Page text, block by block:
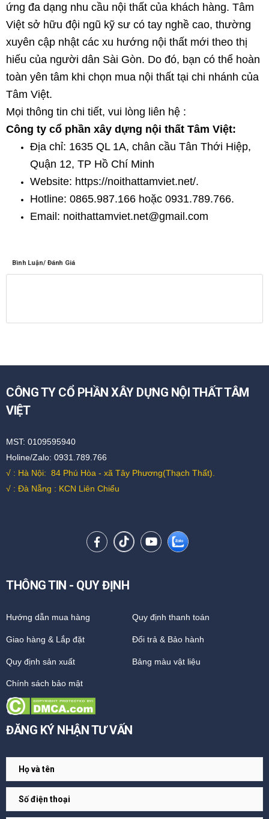
ứng đa dạng nhu cầu nội thất của khách hàng. Tâm
Việt sở hữu đội ngũ kỹ sư có tay nghề cao, thường
xuyên cập nhật các xu hướng nội thất mới theo thị
hiếu của người dân Sài Gòn. Do đó, bạn có thể hoàn
toàn yên tâm khi chọn mua nội thất tại chi nhánh của
Tâm Việt.
Mọi thông tin chi tiết, vui lòng liên hệ :
Công ty cổ phần xây dựng nội thất Tâm Việt:
Địa chỉ: 1635 QL 1A, chân cầu Tân Thới Hiệp,
Quận 12, TP Hồ Chí Minh
Website: https://noithattamviet.net/.
Hotline: 0865.987.166 hoặc 0931.789.766.
Email: noithattamviet.net@gmail.com
Bình Luận/ Đánh Giá
CÔNG TY CỔ PHẦN XÂY DỰNG NỘI THẤT TÂM
VIỆT
MST: 0109595940
Holine/Zalo: 0931.789.766
√ : Hà Nội: 84 Phú Hòa - xã Tây Phương(Thạch Thất).
√ : Đà Nẵng : KCN Liên Chiểu
THÔNG TIN - QUY ĐỊNH
Hướng dẫn mua hàng Quy định thanh toán
Giao hàng & Lắp đặt Đổi trả & Bảo hành
Quy định sản xuất Bảng màu vật liệu
Chính sách bảo mật
ĐĂNG KÝ NHẬN TƯ VẤN